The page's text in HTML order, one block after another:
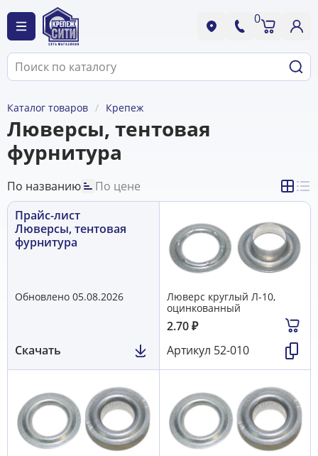
0
Каталог товаров Крепеж
Люверсы, тентовая
фурнитура
По названию
По цене
Прайс-лист
Люверсы, тентовая
фурнитура
Обновлено 05.08.2026
Скачать
Люверс круглый Л-10,
оцинкованный
2.70₽
Артикул 52-010